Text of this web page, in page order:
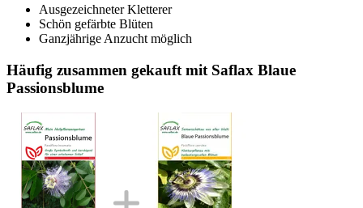
Ausgezeichneter Kletterer
Schön gefärbte Blüten
Ganzjährige Anzucht möglich
Häufig zusammen gekauft mit Saflax Blaue
Passionsblume